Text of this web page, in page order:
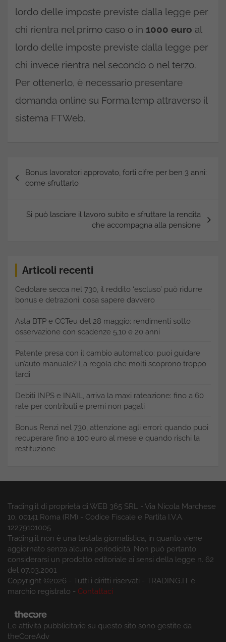
lordo delle imposte previste dalla legge per
chi rientra nel primo caso o in 1000 euro al
lordo delle imposte previste dalla legge per
chi invece rientra nel secondo o nel terzo.
Per ottenerlo, è necessario presentare
domanda online su Forma.temp attraverso il
sistema FTWeb.
articoli
Bonus lavoratori approvato, forti cifre per ben 3 anni:
come sfruttarlo
Si può lasciare il lavoro subito e sfruttare la rendita
che accompagna alla pensione
Articoli recenti
Cedolare secca nel 730, il reddito ‘escluso’ può ridurre
bonus e detrazioni: cosa sapere davvero
Asta BTP e CCTeu del 28 maggio: rendimenti sotto
osservazione con scadenze 5,10 e 20 anni
Patente presa con il cambio automatico: puoi guidare
un’auto manuale? La regola che molti scoprono troppo
tardi
Debiti INPS e INAIL, arriva la maxi rateazione: fino a 60
rate per contributi e premi non pagati
Bonus Renzi nel 730, attenzione agli errori: quando puoi
recuperare fino a 100 euro al mese e quando rischi la
restituzione
Trading.it di proprietà di WEB 365 SRL - Via Nicola Marchese
10, 00141 Roma (RM) - Codice Fiscale e Partita I.V.A.
12279101005
Trading.it non è una testata giornalistica, in quanto viene
aggiornato senza alcuna periodicità. Non può pertanto
considerarsi un prodotto editoriale ai sensi della legge n. 62
del 07.03.2001
Copyright ©2026 - Tutti i diritti riservati - TRADING.IT è
marchio registrato - Contattaci
Le attività pubblicitarie su questo sito sono gestite da
theCoreAdv